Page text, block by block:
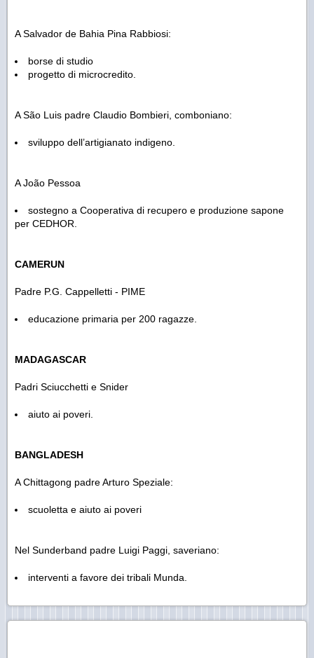
A Salvador de Bahia Pina Rabbiosi:
borse di studio
progetto di microcredito.
A São Luis padre Claudio Bombieri, comboniano:
sviluppo dell’artigianato indigeno.
A João Pessoa
sostegno a Cooperativa di recupero e produzione sapone
per CEDHOR.
CAMERUN
Padre P.G. Cappelletti - PIME
educazione primaria per 200 ragazze.
MADAGASCAR
Padri Sciucchetti e Snider
aiuto ai poveri.
BANGLADESH
A Chittagong padre Arturo Speziale:
scuoletta e aiuto ai poveri
Nel Sunderband padre Luigi Paggi, saveriano:
interventi a favore dei tribali Munda.